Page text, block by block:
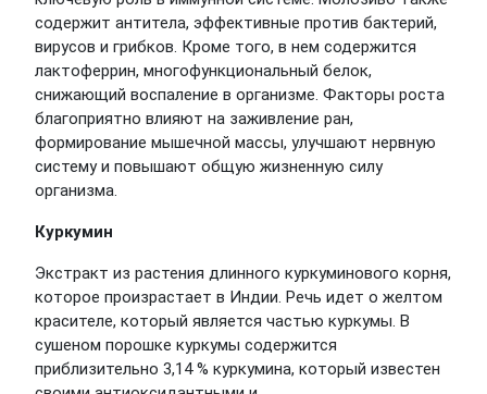
содержит антитела, эффективные против бактерий,
вирусов и грибков. Кроме того, в нем содержится
лактоферрин, многофункциональный белок,
снижающий воспаление в организме. Факторы роста
благоприятно влияют на заживление ран,
формирование мышечной массы, улучшают нервную
систему и повышают общую жизненную силу
организма.
Куркумин
Экстракт из растения длинного куркуминового корня,
которое произрастает в Индии. Речь идет о желтом
красителе, который является частью куркумы. В
сушеном порошке куркумы содержится
приблизительно 3,14 % куркумина, который известен